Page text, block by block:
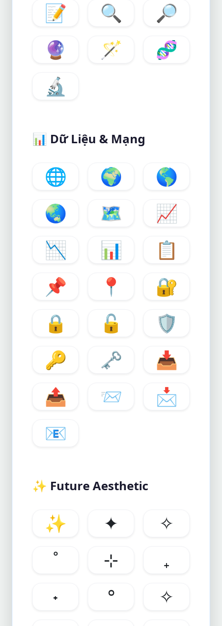
📝
🔍
🔎
🔮
🪄
🧬
🔬
📊 Dữ Liệu & Mạng
🌐 🌍
🌎
🌏
🗺️
📈
📉
📊
📋
📌
📍
🔐
🔒
🔓
🛡️
🔑
🗝️
📥
📤
📨
📩
📧
✨ Future Aesthetic
✨ ✦
✧
˚
⊹
₊
˖
°
✧